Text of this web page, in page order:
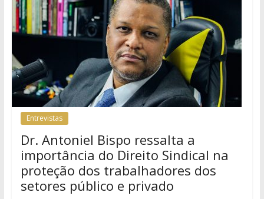
Entrevistas
Dr. Antoniel Bispo ressalta a
importância do Direito Sindical na
proteção dos trabalhadores dos
setores público e privado